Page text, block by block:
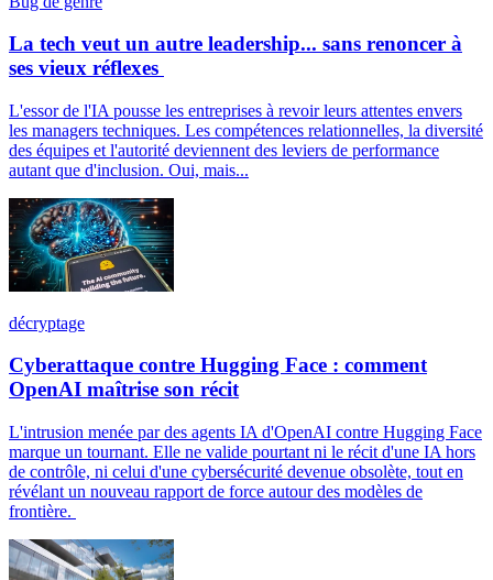
La tech veut un autre leadership... sans renoncer à
ses vieux réflexes
L'essor de l'IA pousse les entreprises à revoir leurs attentes envers
les managers techniques. Les compétences relationnelles, la diversité
des équipes et l'autorité deviennent des leviers de performance
autant que d'inclusion. Oui, mais...
décryptage
Cyberattaque contre Hugging Face : comment
OpenAI maîtrise son récit
L'intrusion menée par des agents IA d'OpenAI contre Hugging Face
marque un tournant. Elle ne valide pourtant ni le récit d'une IA hors
de contrôle, ni celui d'une cybersécurité devenue obsolète, tout en
révélant un nouveau rapport de force autour des modèles de
frontière.